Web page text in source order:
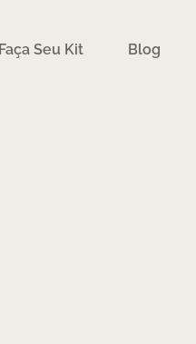
Faça Seu Kit Blog